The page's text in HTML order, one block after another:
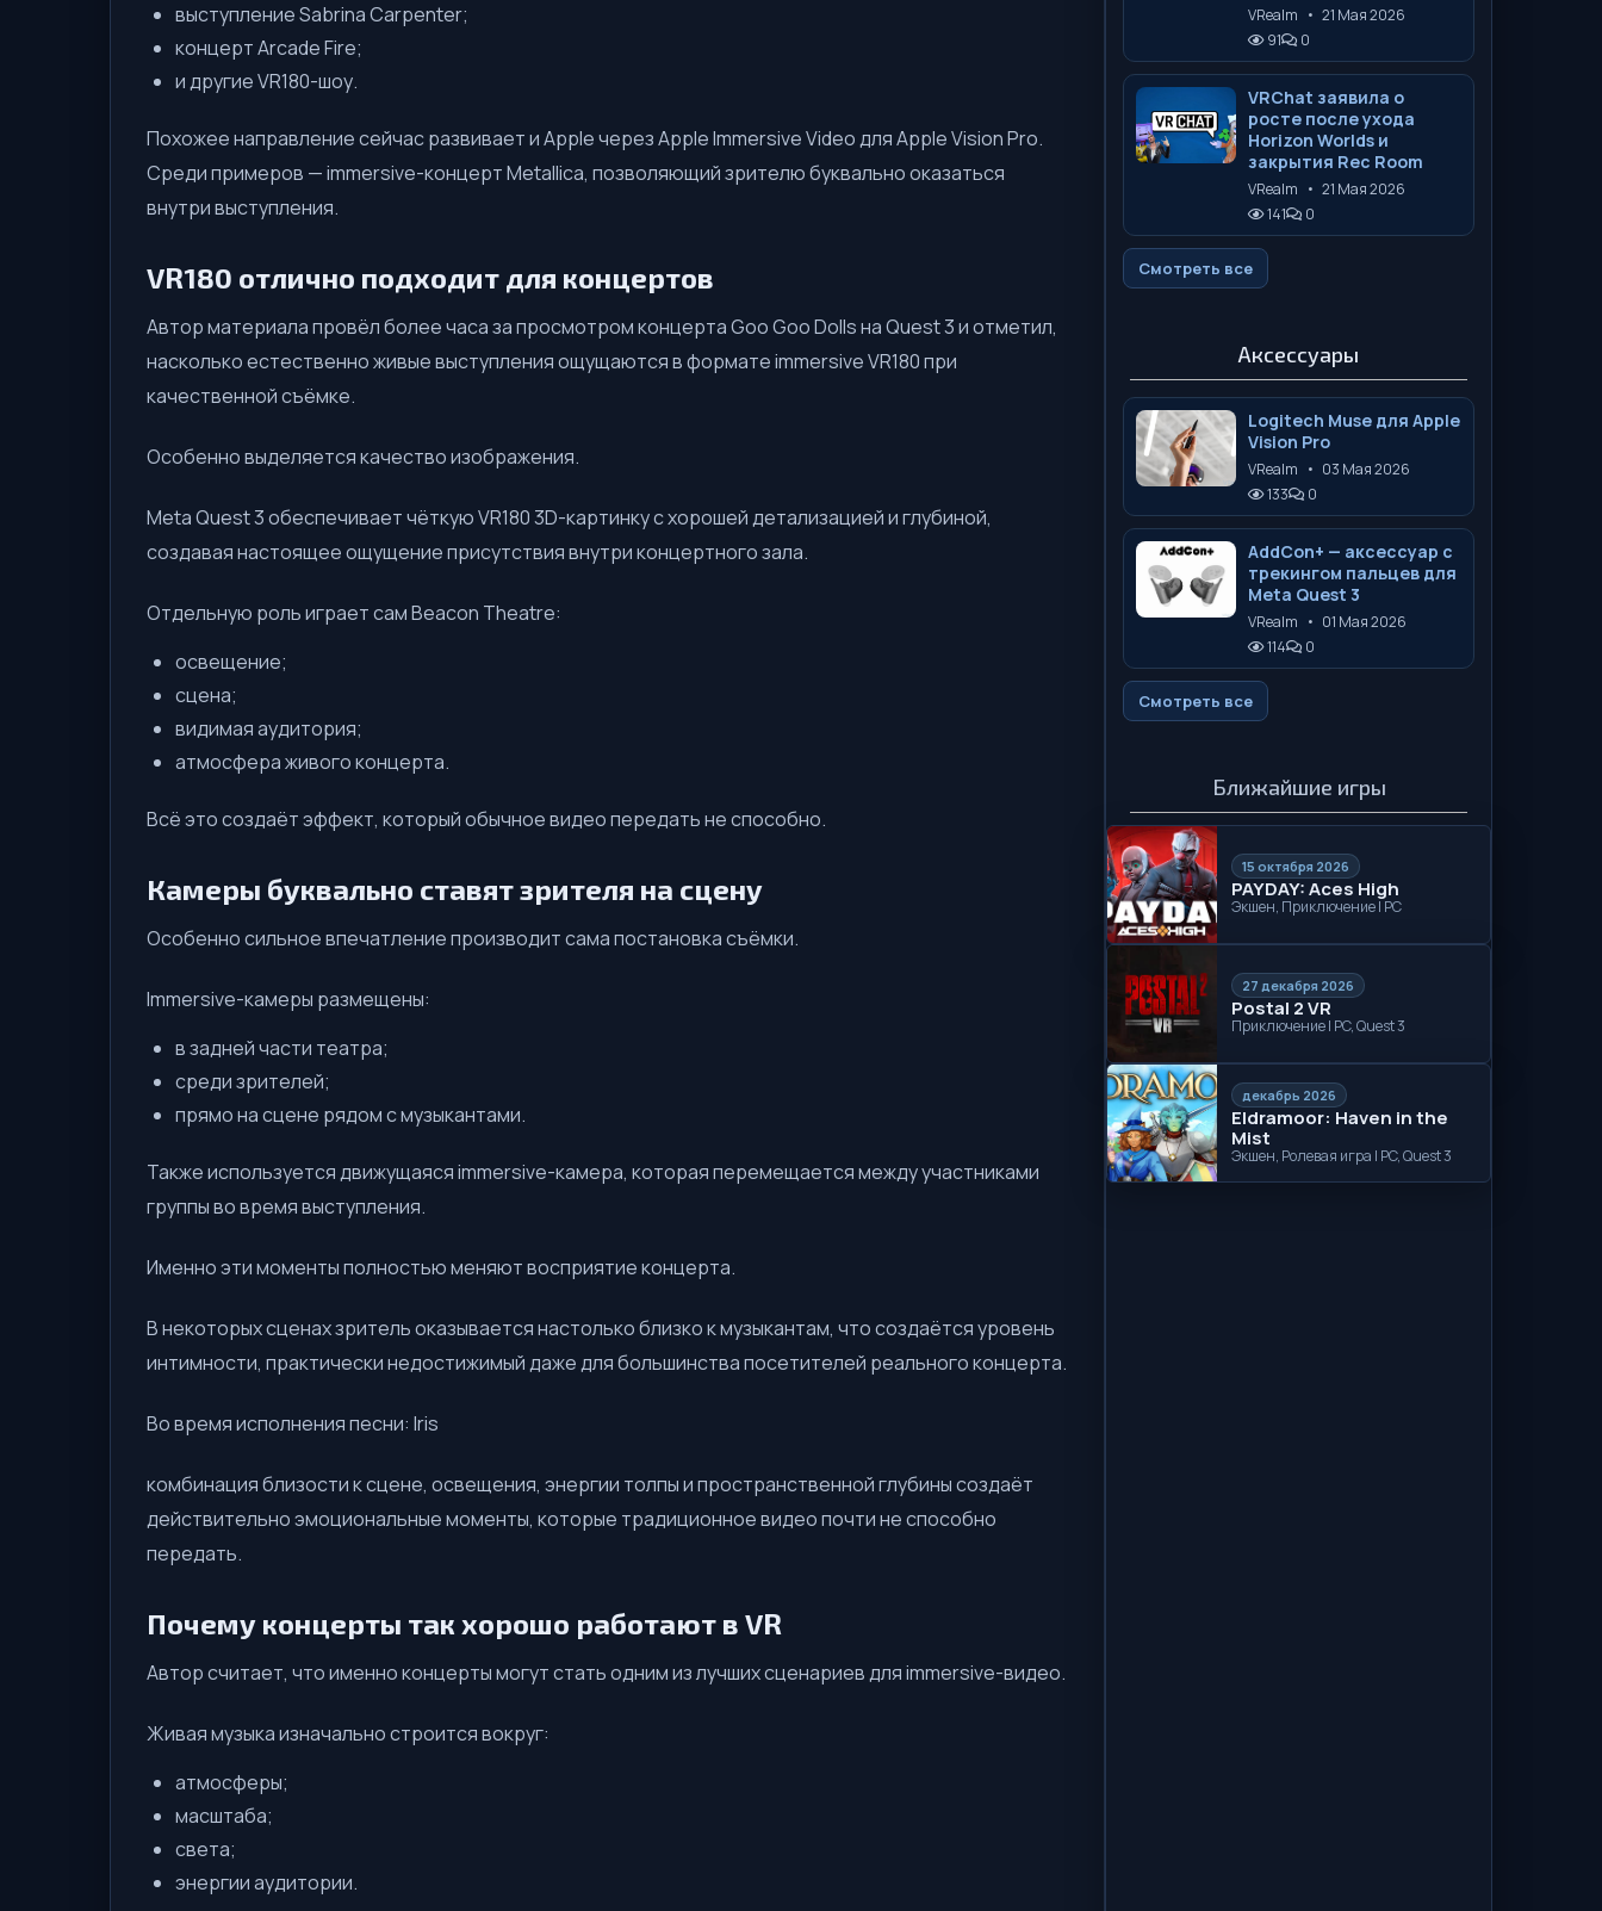
выступление Sabrina Carpenter;
концерт Arcade Fire;
и другие VR180-шоу.
Похожее направление сейчас развивает и Apple через Apple Immersive Video для Apple Vision Pro.
Среди примеров — immersive-концерт Metallica, позволяющий зрителю буквально оказаться
внутри выступления.
VR180 отлично подходит для концертов
Автор материала провёл более часа за просмотром концерта Goo Goo Dolls на Quest 3 и отметил,
насколько естественно живые выступления ощущаются в формате immersive VR180 при
качественной съёмке.
Особенно выделяется качество изображения.
Meta Quest 3 обеспечивает чёткую VR180 3D-картинку с хорошей детализацией и глубиной,
создавая настоящее ощущение присутствия внутри концертного зала.
Отдельную роль играет сам Beacon Theatre:
освещение;
сцена;
видимая аудитория;
атмосфера живого концерта.
Всё это создаёт эффект, который обычное видео передать не способно.
Камеры буквально ставят зрителя на сцену
Особенно сильное впечатление производит сама постановка съёмки.
Immersive-камеры размещены:
в задней части театра;
среди зрителей;
прямо на сцене рядом с музыкантами.
Также используется движущаяся immersive-камера, которая перемещается между участниками
группы во время выступления.
Именно эти моменты полностью меняют восприятие концерта.
В некоторых сценах зритель оказывается настолько близко к музыкантам, что создаётся уровень
интимности, практически недостижимый даже для большинства посетителей реального концерта.
Во время исполнения песни: Iris
комбинация близости к сцене, освещения, энергии толпы и пространственной глубины создаёт
действительно эмоциональные моменты, которые традиционное видео почти не способно
передать.
Почему концерты так хорошо работают в VR
Автор считает, что именно концерты могут стать одним из лучших сценариев для immersive-видео.
Живая музыка изначально строится вокруг:
атмосферы;
масштаба;
света;
энергии аудитории.
VRealm • 21 Мая 2026
91
0
VRChat заявила о
росте после ухода
Horizon Worlds и
закрытия Rec Room
VRealm • 21 Мая 2026
141
0
Смотреть все
Аксессуары
Logitech Muse для Apple
Vision Pro
VRealm • 03 Мая 2026
133
0
AddCon+ — аксессуар с
трекингом пальцев для
Meta Quest 3
VRealm • 01 Мая 2026
114
0
Смотреть все
Ближайшие игры
15 октября 2026
PAYDAY: Aces High
Экшен, Приключение | PC
27 декабря 2026
Postal 2 VR
Приключение | PC, Quest 3
декабрь 2026
Eldramoor: Haven in the
Mist
Экшен, Ролевая игра | PC, Quest 3